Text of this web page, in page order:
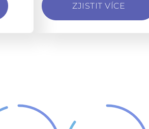
ZJISTIT VÍCE